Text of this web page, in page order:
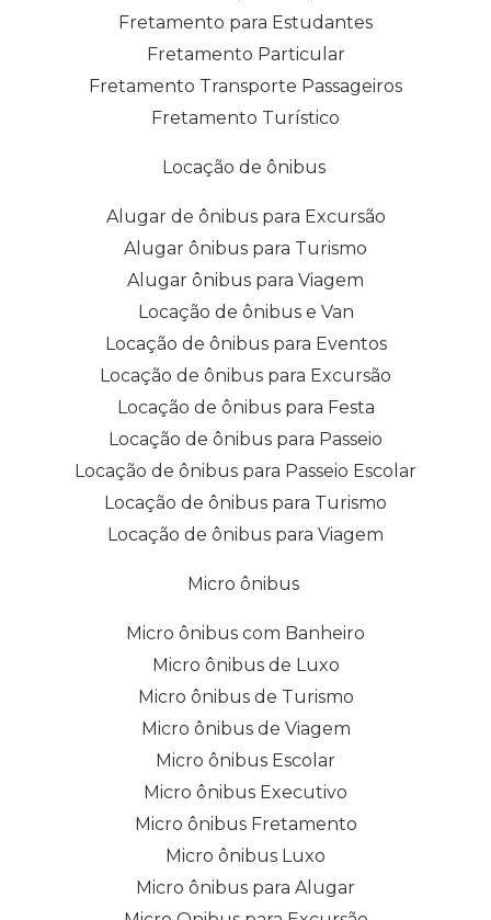
Fretamento para Estudantes
Fretamento Particular
Fretamento Transporte Passageiros
Fretamento Turístico
Locação de ônibus
Alugar de ônibus para Excursão
Alugar ônibus para Turismo
Alugar ônibus para Viagem
Locação de ônibus e Van
Locação de ônibus para Eventos
Locação de ônibus para Excursão
Locação de ônibus para Festa
Locação de ônibus para Passeio
Locação de ônibus para Passeio Escolar
Locação de ônibus para Turismo
Locação de ônibus para Viagem
Micro ônibus
Micro ônibus com Banheiro
Micro ônibus de Luxo
Micro ônibus de Turismo
Micro ônibus de Viagem
Micro ônibus Escolar
Micro ônibus Executivo
Micro ônibus Fretamento
Micro ônibus Luxo
Micro ônibus para Alugar